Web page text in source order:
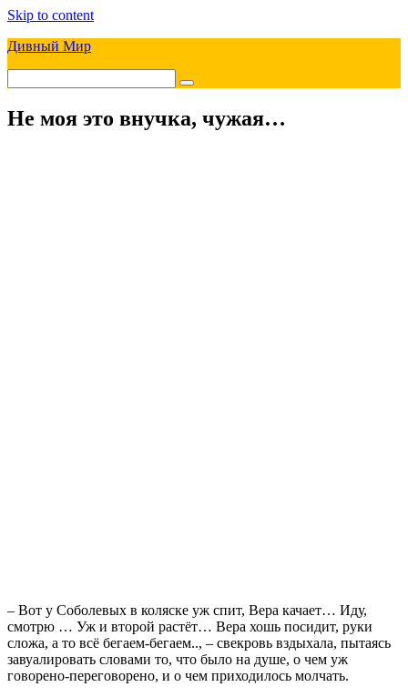
Skip to content
Дивный Мир
Не моя это внучка, чужая…
– Вот у Соболевых в коляске уж спит, Вера качает… Иду,
смотрю … Уж и второй растёт… Вера хошь посидит, руки
сложа, а то всё бегаем-бегаем.., – свекровь вздыхала, пытаясь
завуалировать словами то, что было на душе, о чем уж
говорено-переговорено, и о чем приходилось молчать.